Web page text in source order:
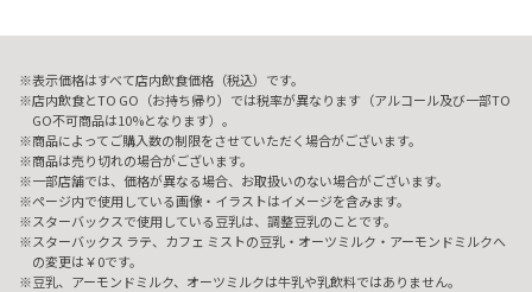
表示価格はすべて店内飲食価格（税込）です。
店内飲食とTO GO（お持ち帰り）では税率が異なります（アルコール及び一部TO
GO不可商品は10%となります）。
商品によってご購入数の制限をさせていただく場合がございます。
商品は売り切れの場合がございます。
一部店舗では、価格が異なる場合、お取扱いのない場合がございます。
ページ内で使用している画像・イラストはイメージを含みます。
スターバックスで使用している豆乳は、調整豆乳のことです。
スターバックス ラテ、カフェ ミストの豆乳・オーツミルク・アーモンドミルクへ
の変更は￥0です。
豆乳、アーモンドミルク、オーツミルクは牛乳や乳飲料ではありません。